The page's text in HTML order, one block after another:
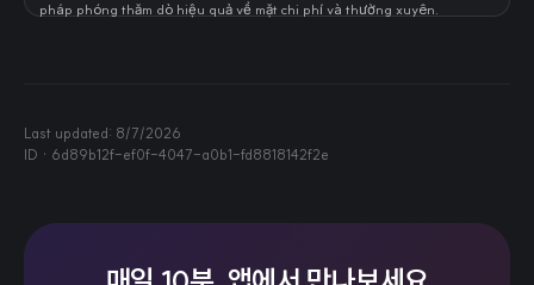
pháp phóng thăm dò hiệu quả về mặt chi phí và thường xuyên.
Last updated: 8/7/2026
ID · 6d89b12f-ef0f-4047-a0b1-fd8818142f2e